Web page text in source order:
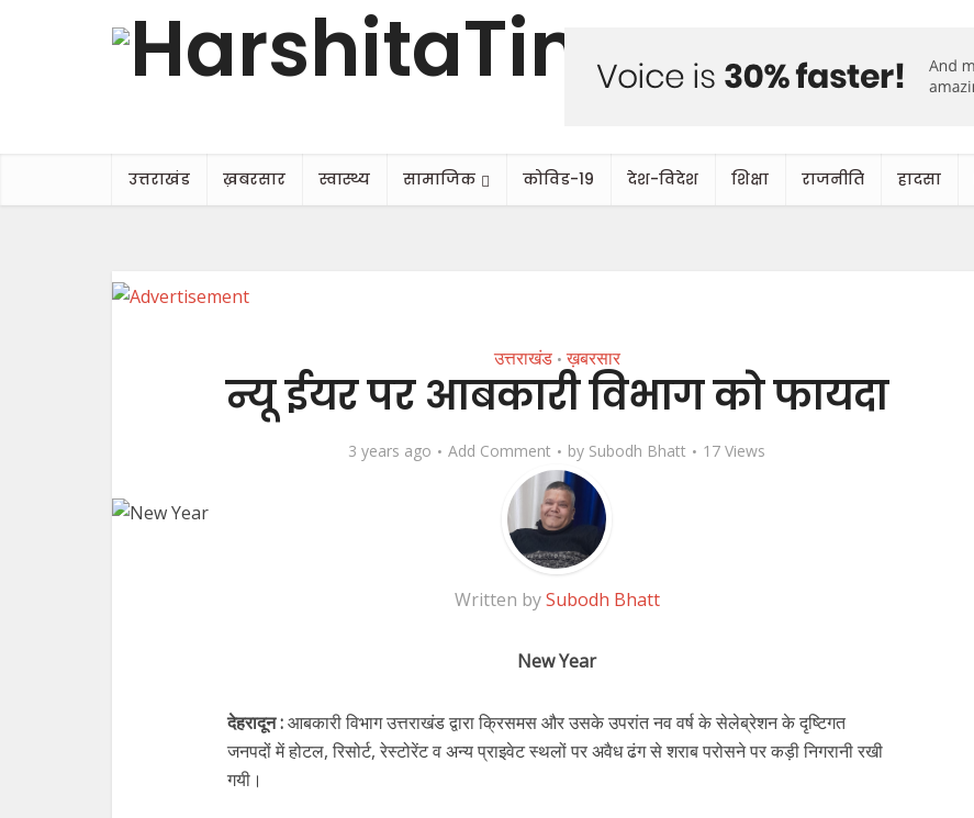
उत्तराखंड ख़बरसार स्वास्थ्य सामाजिक कोविड-19 देश-विदेश शिक्षा राजनीति हादसा
उत्तराखंड • ख़बरसार
न्यू ईयर पर आबकारी विभाग को फायदा
3 years ago Add Comment by Subodh Bhatt 17 Views
Written bySubodh Bhatt
New Year
देहरादून :आबकारी विभाग उत्तराखंड द्वारा क्रिसमस और उसके उपरांत नव वर्ष के सेलेब्रेशन के दृष्टिगत
जनपदों में होटल, रिसोर्ट, रेस्टोरेंट व अन्य प्राइवेट स्थलों पर अवैध ढंग से शराब परोसने पर कड़ी निगरानी रखी
गयी।